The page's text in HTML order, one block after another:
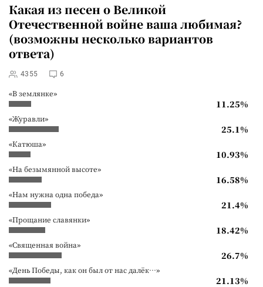
Какая из песен о Великой
Отечественной войне ваша любимая?
(возможны несколько вариантов
ответа)
4355 6
«В землянке»
11.25%
«Журавли»
25.1%
«Катюша»
10.93%
«На безымянной высоте»
16.58%
«Нам нужна одна победа»
21.4%
«Прощание славянки»
18.42%
«Священная война»
26.7%
«День Победы, как он был от нас далёк…»
21.13%